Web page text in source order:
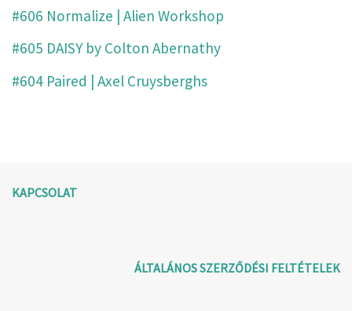
#606 Normalize | Alien Workshop
#605 DAISY by Colton Abernathy
#604 Paired | Axel Cruysberghs
KAPCSOLAT
ÁLTALÁNOS SZERZŐDÉSI FELTÉTELEK